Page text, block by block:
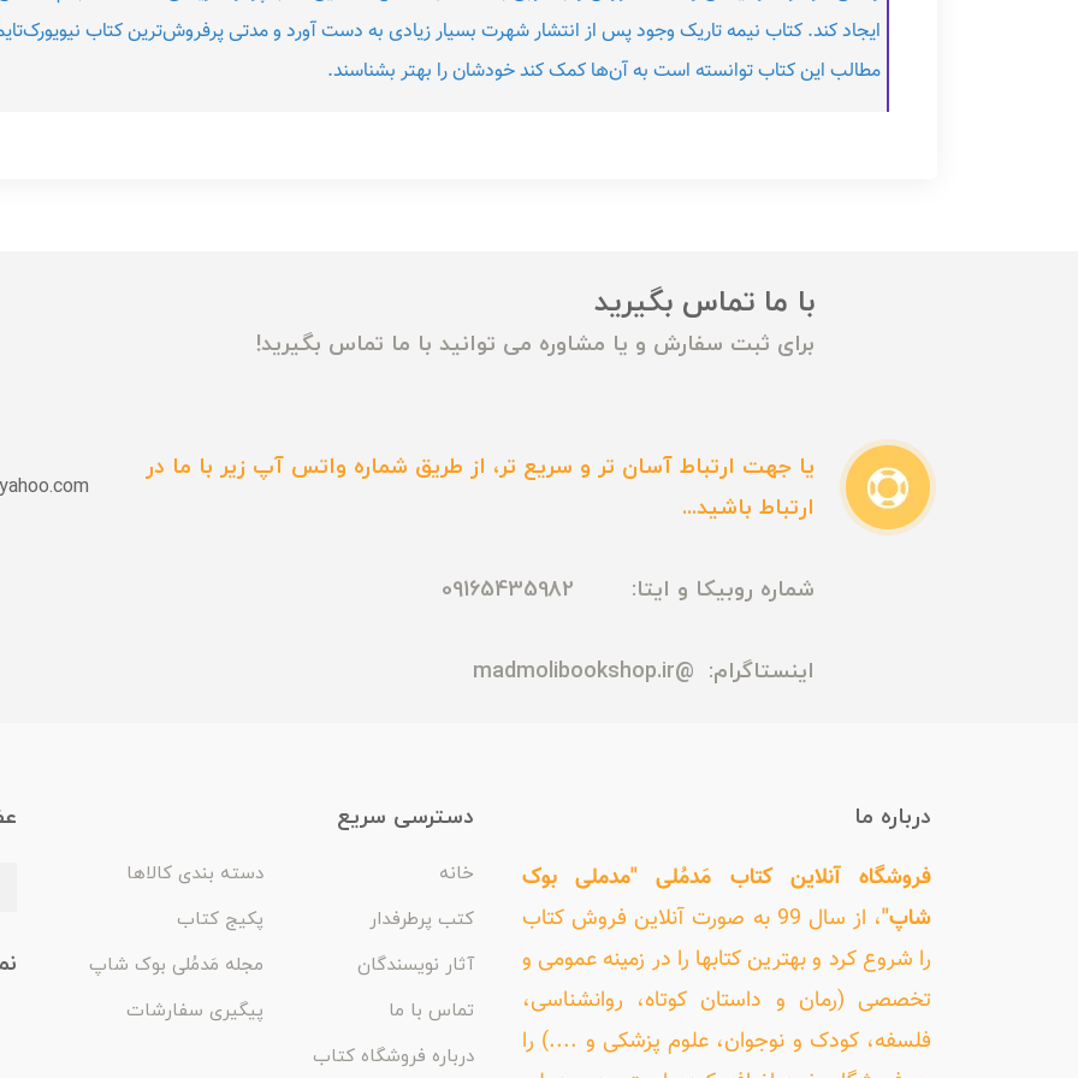
ایجاد کند. کتاب نیمه تاریک وجود پس از انتشار شهرت بسیار زیادی به دست آورد و مدتی پرفروش‌ترین کتاب
مطالب این کتاب توانسته است به آن‌ها کمک کند خودشان را بهتر بشناسند.
با ما تماس بگیرید
برای ثبت سفارش و یا مشاوره می توانید با ما تماس بگیرید!
یا جهت ارتباط آسان تر و سریع تر، از طریق شماره واتس آپ زیر با ما در
ارتباط باشید...
شماره روبیکا و ایتا: 09165435982
اینستاگرام: @madmolibookshop.ir
درباره ما
فروشگاه آنلاین کتاب مَدمُلی "مدملی بوک
شاپ"
، از سال 99 به صورت آنلاین فروش کتاب
را شروع کرد و بهترین کتابها را در زمینه عمومی و
تخصصی (رمان و داستان کوتاه، روانشناسی،
فلسفه، کودک و نوجوان، علوم پزشکی و ....) را
دسترسی سریع
خانه
دسته بندی کالاها
کتب پرطرفدار
پکیج کتاب
آثار نویسندگان
مجله مَدمُلی بوک شاپ
تماس با ما
پیگیری سفارشات
درباره فروشگاه کتاب